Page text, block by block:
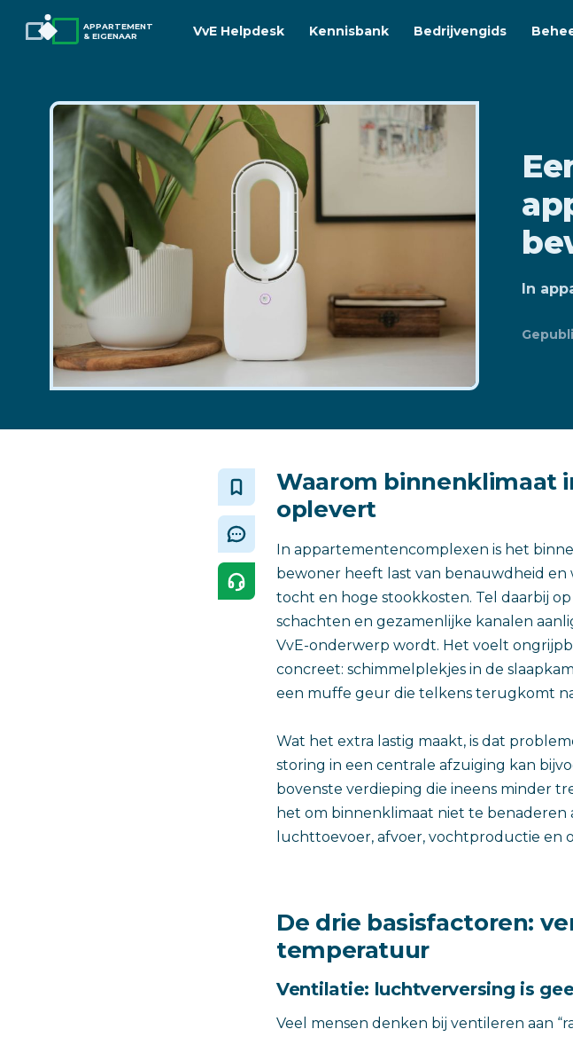
APPARTEMENT
& EIGENAAR
VvE Helpdesk Kennisbank Bedrijvengids
In
Waarom binnenklimaat
oplevert
In appartementencomplexen is het
bewoner heeft last van benauwdheid
tocht en hoge stookkosten. Tel daarbij
schachten en gezamenlijke kanalen
VvE-onderwerp wordt. Het voelt
concreet: schimmelplekjes in de
een muffe geur die telkens terugkomt
Wat het extra lastig maakt, is dat
storing in een centrale afzuiging kan
bovenste verdieping die ineens minder
het om binnenklimaat niet te benaderen
luchttoevoer, afvoer, vochtproductie en
De drie basisfactoren:
temperatuur
Ventilatie: luchtverversing is
Veel mensen denken bij ventileren aan